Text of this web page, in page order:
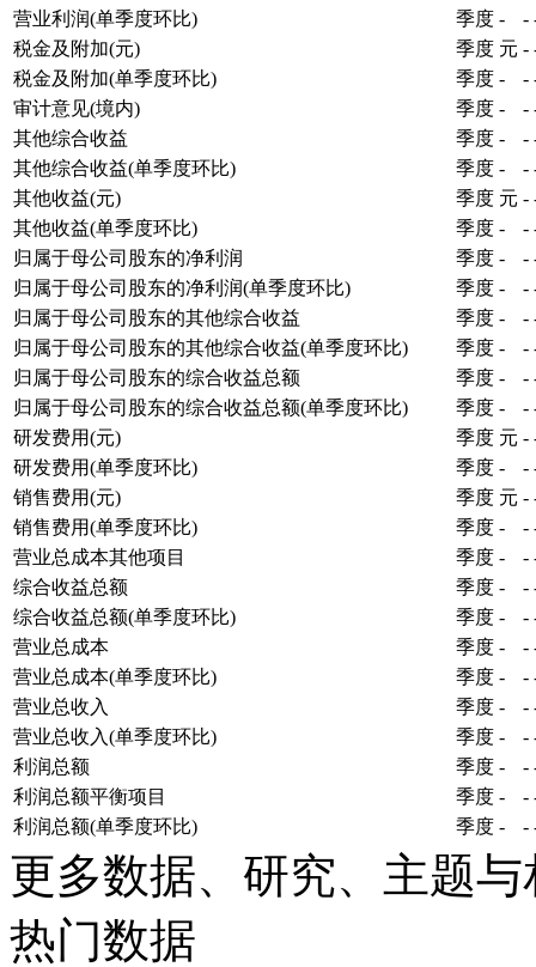
营业利润(单季度环比)
季度 - -
税金及附加(元)
季度 元 -
税金及附加(单季度环比)
季度 - -
审计意见(境内)
季度 - -
其他综合收益
季度 - -
其他综合收益(单季度环比)
季度 - -
其他收益(元)
季度 元 -
其他收益(单季度环比)
季度 - -
归属于母公司股东的净利润
季度 - -
归属于母公司股东的净利润(单季度环比)
季度 - -
归属于母公司股东的其他综合收益
季度 - -
归属于母公司股东的其他综合收益(单季度环比)
季度 - -
归属于母公司股东的综合收益总额
季度 - -
归属于母公司股东的综合收益总额(单季度环比)
季度 - -
研发费用(元)
季度 元 -
研发费用(单季度环比)
季度 - -
销售费用(元)
季度 元 -
销售费用(单季度环比)
季度 - -
营业总成本其他项目
季度 - -
综合收益总额
季度 - -
综合收益总额(单季度环比)
季度 - -
营业总成本
季度 - -
营业总成本(单季度环比)
季度 - -
营业总收入
季度 - -
营业总收入(单季度环比)
季度 - -
利润总额
季度 - -
利润总额平衡项目
季度 - -
利润总额(单季度环比)
季度 - -
更多数据、研究、主题
热门数据